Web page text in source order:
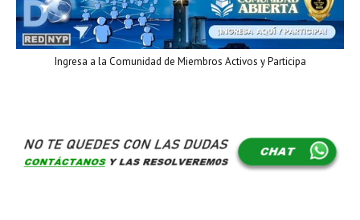
Ingresa a la Comunidad de Miembros Activos y Participa